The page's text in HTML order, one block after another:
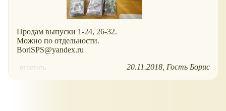
Продам выпуски 1-24, 26-32.
Можно по отдельности.
BoriSPS@yandex.ru
ответить 20.11.2018 Гость Борис